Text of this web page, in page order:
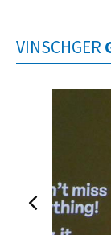
VINSCHGER